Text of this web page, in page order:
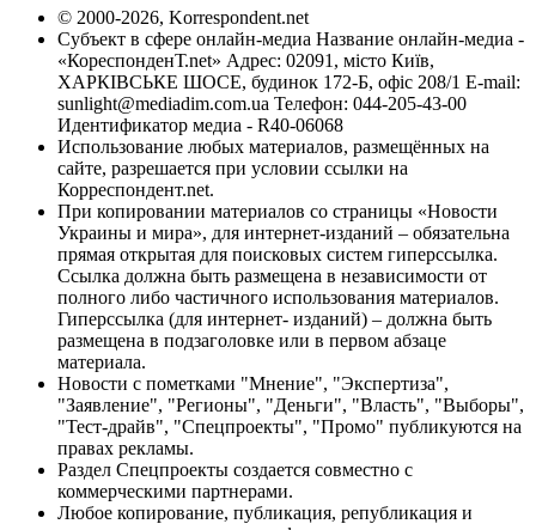
© 2000-2026, Korrespondent.net
Субъект в сфере онлайн-медиа Название онлайн-медиа -
«КореспонденТ.net» Адрес: 02091, місто Київ,
ХАРКІВСЬКЕ ШОСЕ, будинок 172-Б, офіс 208/1 E-mail:
sunlight@mediadim.com.ua Телефон: 044-205-43-00
Идентификатор медиа - R40-06068
Использование любых материалов, размещённых на
сайте, разрешается при условии ссылки на
Корреспондент.net.
При копировании материалов со страницы «Новости
Украины и мира», для интернет-изданий – обязательна
прямая открытая для поисковых систем гиперссылка.
Ссылка должна быть размещена в независимости от
полного либо частичного использования материалов.
Гиперссылка (для интернет- изданий) – должна быть
размещена в подзаголовке или в первом абзаце
материала.
Новости с пометками "Мнение", "Экспертиза",
"Заявление", "Регионы", "Деньги", "Власть", "Выборы",
"Тест-драйв", "Спецпроекты", "Промо" публикуются на
правах рекламы.
Раздел Спецпроекты создается совместно с
коммерческими партнерами.
Любое копирование, публикация, републикация и